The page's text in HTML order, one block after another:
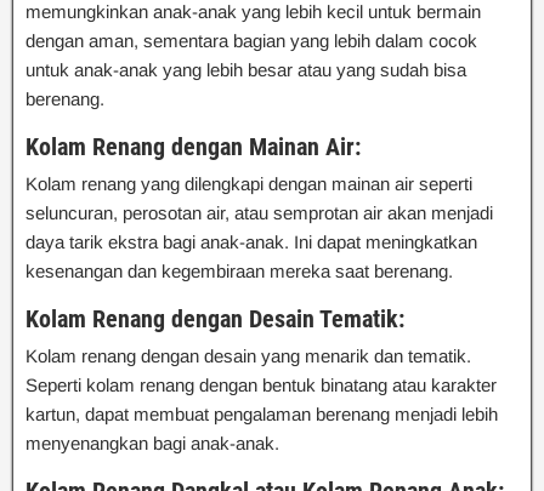
memungkinkan anak-anak yang lebih kecil untuk bermain
dengan aman, sementara bagian yang lebih dalam cocok
untuk anak-anak yang lebih besar atau yang sudah bisa
berenang.
Kolam Renang dengan Mainan Air:
Kolam renang yang dilengkapi dengan mainan air seperti
seluncuran, perosotan air, atau semprotan air akan menjadi
daya tarik ekstra bagi anak-anak. Ini dapat meningkatkan
kesenangan dan kegembiraan mereka saat berenang.
Kolam Renang dengan Desain Tematik:
Kolam renang dengan desain yang menarik dan tematik.
Seperti kolam renang dengan bentuk binatang atau karakter
kartun, dapat membuat pengalaman berenang menjadi lebih
menyenangkan bagi anak-anak.